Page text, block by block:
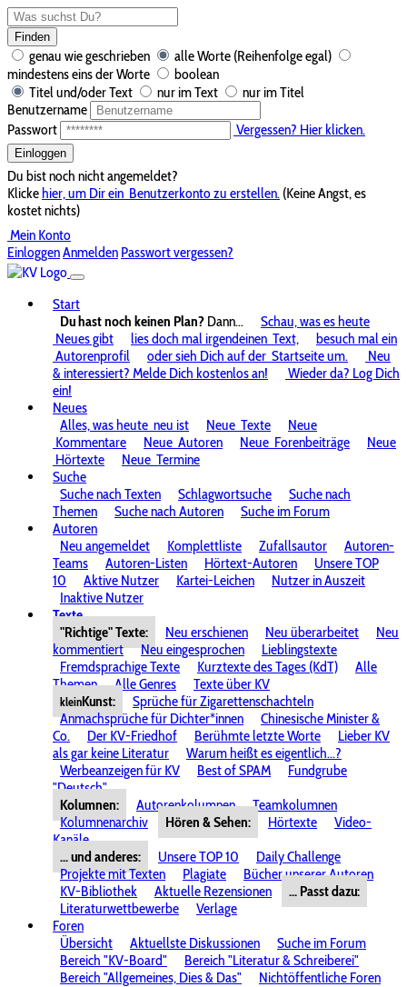
Finden
genau wie geschrieben
alle Worte (Reihenfolge egal)
mindestens eins der Worte
boolean
Titel und/oder Text
nur im Text
nur im Titel
Benutzername
Passwort
Vergessen? Hier klicken.
Einloggen
Du bist noch nicht angemeldet?
Klickehier, um Dir ein Benutzerkonto zu erstellen. (Keine Angst, es
kostet nichts)
Mein Konto
EinloggenAnmelden Passwort vergessen?
Start
Du hast noch keinen Plan? Dann...
Schau, was es heute
Neues gibt
lies doch mal irgendeinen Text,
besuch mal ein
Autorenprofil
oder sieh Dich auf der Startseite um.
Neu
& interessiert? Melde Dich kostenlos an!
Wieder da? Log Dich
ein!
Neues
Alles, was heute neu ist Neue Texte
Neue
Kommentare
Neue Autoren Neue Forenbeiträge
Neue
Hörtexte
Neue Termine
Suche
Suche nach Texten
Schlagwortsuche
Suche nach
Themen
Suche nach Autoren
Suche im Forum
Autoren
Neu angemeldet
Komplettliste Zufallsautor
Autoren-
Teams
Autoren-Listen Hörtext-Autoren
Unsere TOP
10
Aktive Nutzer Kartei-Leichen
Nutzer in Auszeit
Inaktive Nutzer
Texte
"Richtige" Texte:
Neu erschienen Neu überarbeitet
Neu
kommentiert
Neu eingesprochen
Lieblingstexte
Fremdsprachige Texte
Kurztexte des Tages (KdT)
Alle
Themen
Alle Genres Texte über KV
kleinKunst:
Sprüche für Zigarettenschachteln
Anmachsprüche für Dichter*innen
Chinesische Minister &
Co.
Der KV-Friedhof Berühmte letzte Worte
Lieber KV
als gar keine Literatur
Warum heißt es eigentlich...?
Werbeanzeigen für KV
Best of SPAM
Fundgrube
"Deutsch"
Kolumnen:
Autorenkolumnen
Teamkolumnen
Kolumnenarchiv
Hören & Sehen: Hörtexte
Video-
Kanäle
... und anderes:
Unsere TOP 10
Daily Challenge
Projekte mit Texten
Plagiate
Bücher unserer Autoren
KV-Bibliothek
Aktuelle Rezensionen
... Passt dazu:
Literaturwettbewerbe
Verlage
Foren
Übersicht
Aktuellste Diskussionen
Suche im Forum
Bereich "KV-Board"
Bereich "Literatur & Schreiberei"
Bereich "Allgemeines, Dies & Das"
Nichtöffentliche Foren